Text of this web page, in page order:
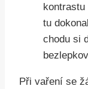
tu
chodu si
Při vaření se